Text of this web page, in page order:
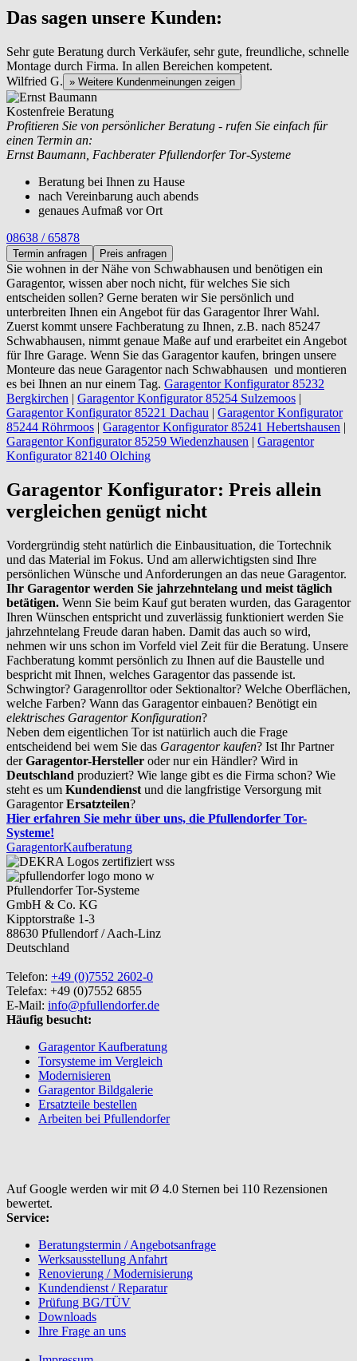
Das sagen unsere Kunden:
Sehr gute Beratung durch Verkäufer, sehr gute, freundliche, schnelle
Montage durch Firma. In allen Bereichen kompetent.
Wilfried G. » Weitere Kundenmeinungen zeigen
Kostenfreie Beratung
Profitieren Sie von persönlicher Beratung - rufen Sie einfach für
einen Termin an:
Ernst Baumann, Fachberater Pfullendorfer Tor-Systeme
Beratung bei Ihnen zu Hause
nach Vereinbarung auch abends
genaues Aufmaß vor Ort
08638 / 65878
Termin anfragen Preis anfragen
Sie wohnen in der Nähe von Schwabhausen und benötigen ein
Garagentor, wissen aber noch nicht, für welches Sie sich
entscheiden sollen? Gerne beraten wir Sie persönlich und
unterbreiten Ihnen ein Angebot für das Garagentor Ihrer Wahl.
Zuerst kommt unsere Fachberatung zu Ihnen, z.B. nach 85247
Schwabhausen, nimmt genaue Maße auf und erarbeitet ein Angebot
für Ihre Garage. Wenn Sie das Garagentor kaufen, bringen unsere
Monteure das neue Garagentor nach Schwabhausen und montieren
es bei Ihnen an nur einem Tag. Garagentor Konfigurator 85232
Bergkirchen | Garagentor Konfigurator 85254 Sulzemoos |
Garagentor Konfigurator 85221 Dachau | Garagentor Konfigurator
85244 Röhrmoos | Garagentor Konfigurator 85241 Hebertshausen |
Garagentor Konfigurator 85259 Wiedenzhausen | Garagentor
Konfigurator 82140 Olching
Garagentor Konfigurator: Preis allein
vergleichen genügt nicht
Vordergründig steht natürlich die Einbausituation, die Tortechnik
und das Material im Fokus. Und am allerwichtigsten sind Ihre
persönlichen Wünsche und Anforderungen an das neue Garagentor.
Ihr Garagentor werden Sie jahrzehntelang und meist täglich
betätigen. Wenn Sie beim Kauf gut beraten wurden, das Garagentor
Ihren Wünschen entspricht und zuverlässig funktioniert werden Sie
jahrzehntelang Freude daran haben. Damit das auch so wird,
nehmen wir uns schon im Vorfeld viel Zeit für die Beratung. Unsere
Fachberatung kommt persönlich zu Ihnen auf die Baustelle und
bespricht mit Ihnen, welches Garagentor das passende ist.
Schwingtor? Garagenrolltor oder Sektionaltor? Welche Oberflächen,
welche Farben? Wann das Garagentor einbauen? Benötigt ein
elektrisches Garagentor Konfiguration?
Neben dem eigentlichen Tor ist natürlich auch die Frage
entscheidend bei wem Sie das Garagentor kaufen? Ist Ihr Partner
derGaragentor-Hersteller oder nur ein Händler? Wird in
Deutschland produziert? Wie lange gibt es die Firma schon? Wie
steht es um Kundendienst und die langfristige Versorgung mit
GaragentorErsatzteilen?
Hier erfahren Sie mehr über uns, die Pfullendorfer Tor-
Systeme!
GaragentorKaufberatung
Pfullendorfer Tor-Systeme
GmbH & Co. KG
Kipptorstraße 1-3
88630 Pfullendorf / Aach-Linz
Deutschland
Telefon: +49 (0)7552 2602-0
Telefax: +49 (0)7552 6855
E-Mail: info@pfullendorfer.de
Häufig besucht:
Garagentor Kaufberatung
Torsysteme im Vergleich
Modernisieren
Garagentor Bildgalerie
Ersatzteile bestellen
Arbeiten bei Pfullendorfer
Auf Google werden wir mit Ø 4.0 Sternen bei 110 Rezensionen
bewertet.
Service:
Beratungstermin / Angebotsanfrage
Werksausstellung Anfahrt
Renovierung / Modernisierung
Kundendienst / Reparatur
Prüfung BG/TÜV
Downloads
Ihre Frage an uns